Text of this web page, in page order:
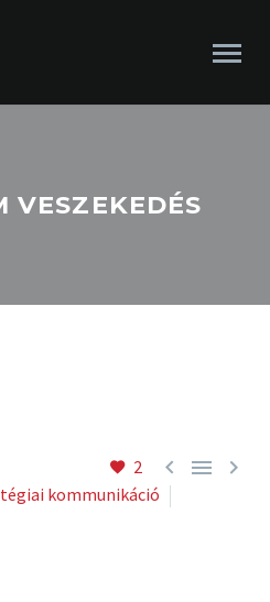
VESZEKEDÉS
2   
kommunikáció